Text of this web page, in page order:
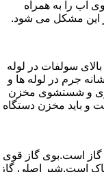
آب را به همراه
این مشکل می شود.
سولفات در لوله
جرم در لوله ها و
و شستشوی مخزن
و باید مخزن دستگاه
است.بوی گاز قوی
است.شیر اصلی گاز